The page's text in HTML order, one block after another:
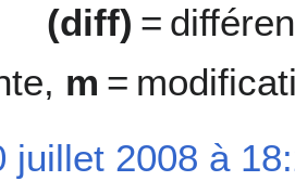
(diff) =
m =
juillet 2008 à